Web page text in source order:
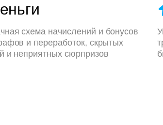
схема начислений и бонусов
и переработок, скрытых
и неприятных сюрпризов